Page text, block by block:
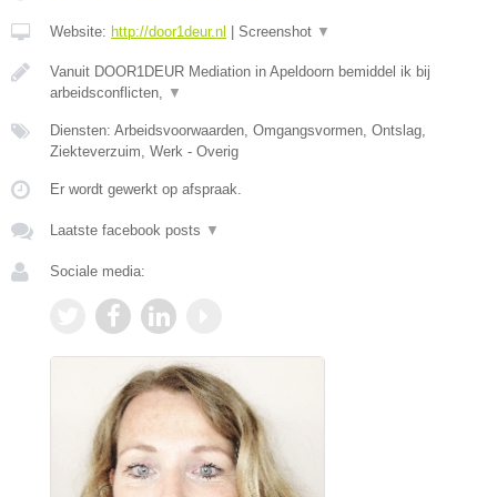
Website: http://door1deur.nl Screenshot ▼
Vanuit DOOR1DEUR Mediation in Apeldoorn bemiddel ik bij
arbeidsconflicten,
▼
Diensten: Arbeidsvoorwaarden, Omgangsvormen, Ontslag,
Ziekteverzuim, Werk - Overig
Er wordt gewerkt op afspraak.
Laatste facebook posts ▼
Sociale media: